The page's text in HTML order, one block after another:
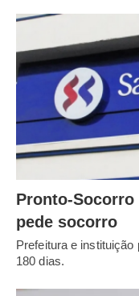
Pronto-Socorro
pede socorro
Prefeitura e
180 dias.